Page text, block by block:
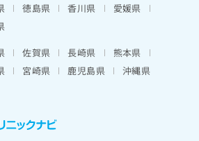
徳島県 香川県
愛媛県
佐賀県 長崎県
熊本県
宮崎県 鹿児島県 沖縄県